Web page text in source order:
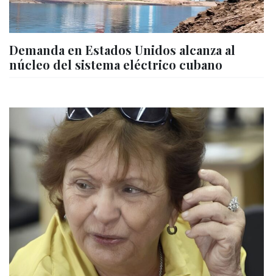
Demanda en Estados Unidos alcanza al
núcleo del sistema eléctrico cubano